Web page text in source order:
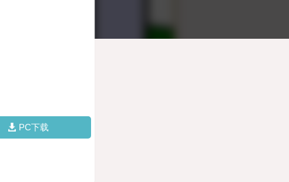
PC下载